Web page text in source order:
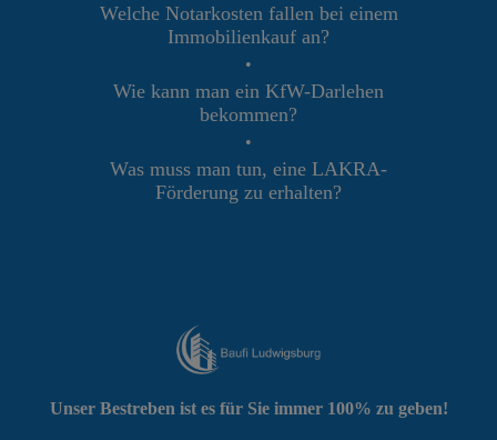
Welche Notarkosten fallen bei einem
Immobilienkauf an?
•
Wie kann man ein KfW-Darlehen
bekommen?
•
Was muss man tun, eine LAKRA-
Förderung zu erhalten?
Unser Bestreben ist es für Sie immer 100% zu geben!